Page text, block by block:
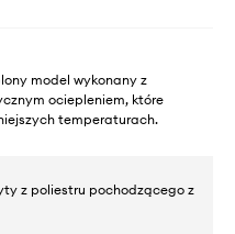
model wykonany z
ociepleniem, które
temperaturach.
z poliestru pochodzącego z